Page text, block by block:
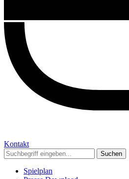
Kontakt
Suchen
Spielplan